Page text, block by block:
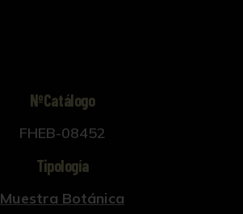
NºCatálogo
FHEB-08452
Tipología
Muestra Botánica